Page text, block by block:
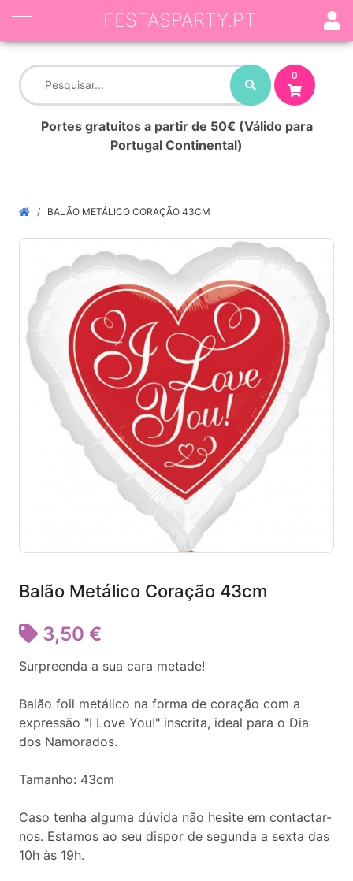
0
Portes gratuitos a partir de 50€ (Válido para
Portugal Continental)
FESTASPARTY.PT
BALÃO METÁLICO CORAÇÃO 43CM
Balão Metálico Coração 43cm
3,50 €
Surpreenda a sua cara metade!
Balão foil metálico na forma de coração com a
expressão "I Love You!" inscrita, ideal para o Dia
dos Namorados.
Tamanho: 43cm
Caso tenha alguma dúvida não hesite em contactar-
nos. Estamos ao seu dispor de segunda a sexta das
10h às 19h.